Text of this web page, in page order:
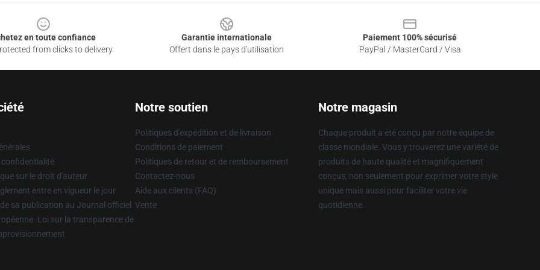
en toute confiance
from clicks to delivery
Garantie internationale
Offert dans le pays d'utilisation
Paiement 100% sécurisé
PayPal / MasterCard / Visa
confidentialité
sur le droit d'auteur
entre en vigueur le jour
sa publication au Journal officiel
Loi sur la transparence de
Notre soutien
Politiques d'expédition et de livraison
Conditions de paiement
Politiques de retour et de remboursement
Contactez-nous
Aide aux clients (FAQ)
Vente
Notre magasin
Chaque produit a été conçu par notre équipe de
classe mondiale. Vous y trouverez une variété de
produits de haute qualité et magnifiquement
conçus, non seulement pour exprimer votre style
unique mais aussi pour faciliter votre vie
quotidienne.